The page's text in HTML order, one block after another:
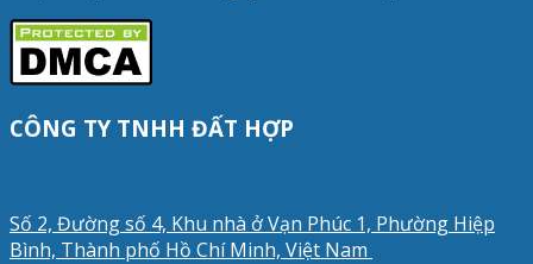
CÔNG TY TNHH ĐẤT HỢP
Số 2, Đường số 4, Khu nhà ở Vạn Phúc 1, Phường Hiệp
Bình, Thành phố Hồ Chí Minh, Việt Nam